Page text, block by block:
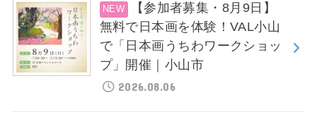
【参加者募集・8月9日】
無料で日本画を体験！VAL小山
で「日本画うちわワークショッ
プ」開催｜小山市
2026.08.06